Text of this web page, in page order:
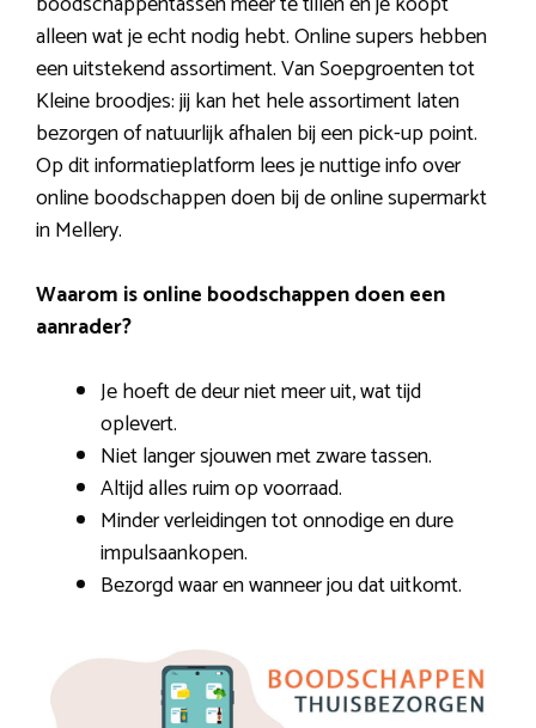
alleen wat je echt nodig hebt. Online supers hebben
een uitstekend assortiment. Van Soepgroenten tot
Kleine broodjes: jij kan het hele assortiment laten
bezorgen of natuurlijk afhalen bij een pick-up point.
Op dit informatieplatform lees je nuttige info over
online boodschappen doen bij de online supermarkt
in Mellery.
Waarom is online boodschappen doen een
aanrader?
Je hoeft de deur niet meer uit, wat tijd
oplevert.
Niet langer sjouwen met zware tassen.
Altijd alles ruim op voorraad.
Minder verleidingen tot onnodige en dure
impulsaankopen.
Bezorgd waar en wanneer jou dat uitkomt.